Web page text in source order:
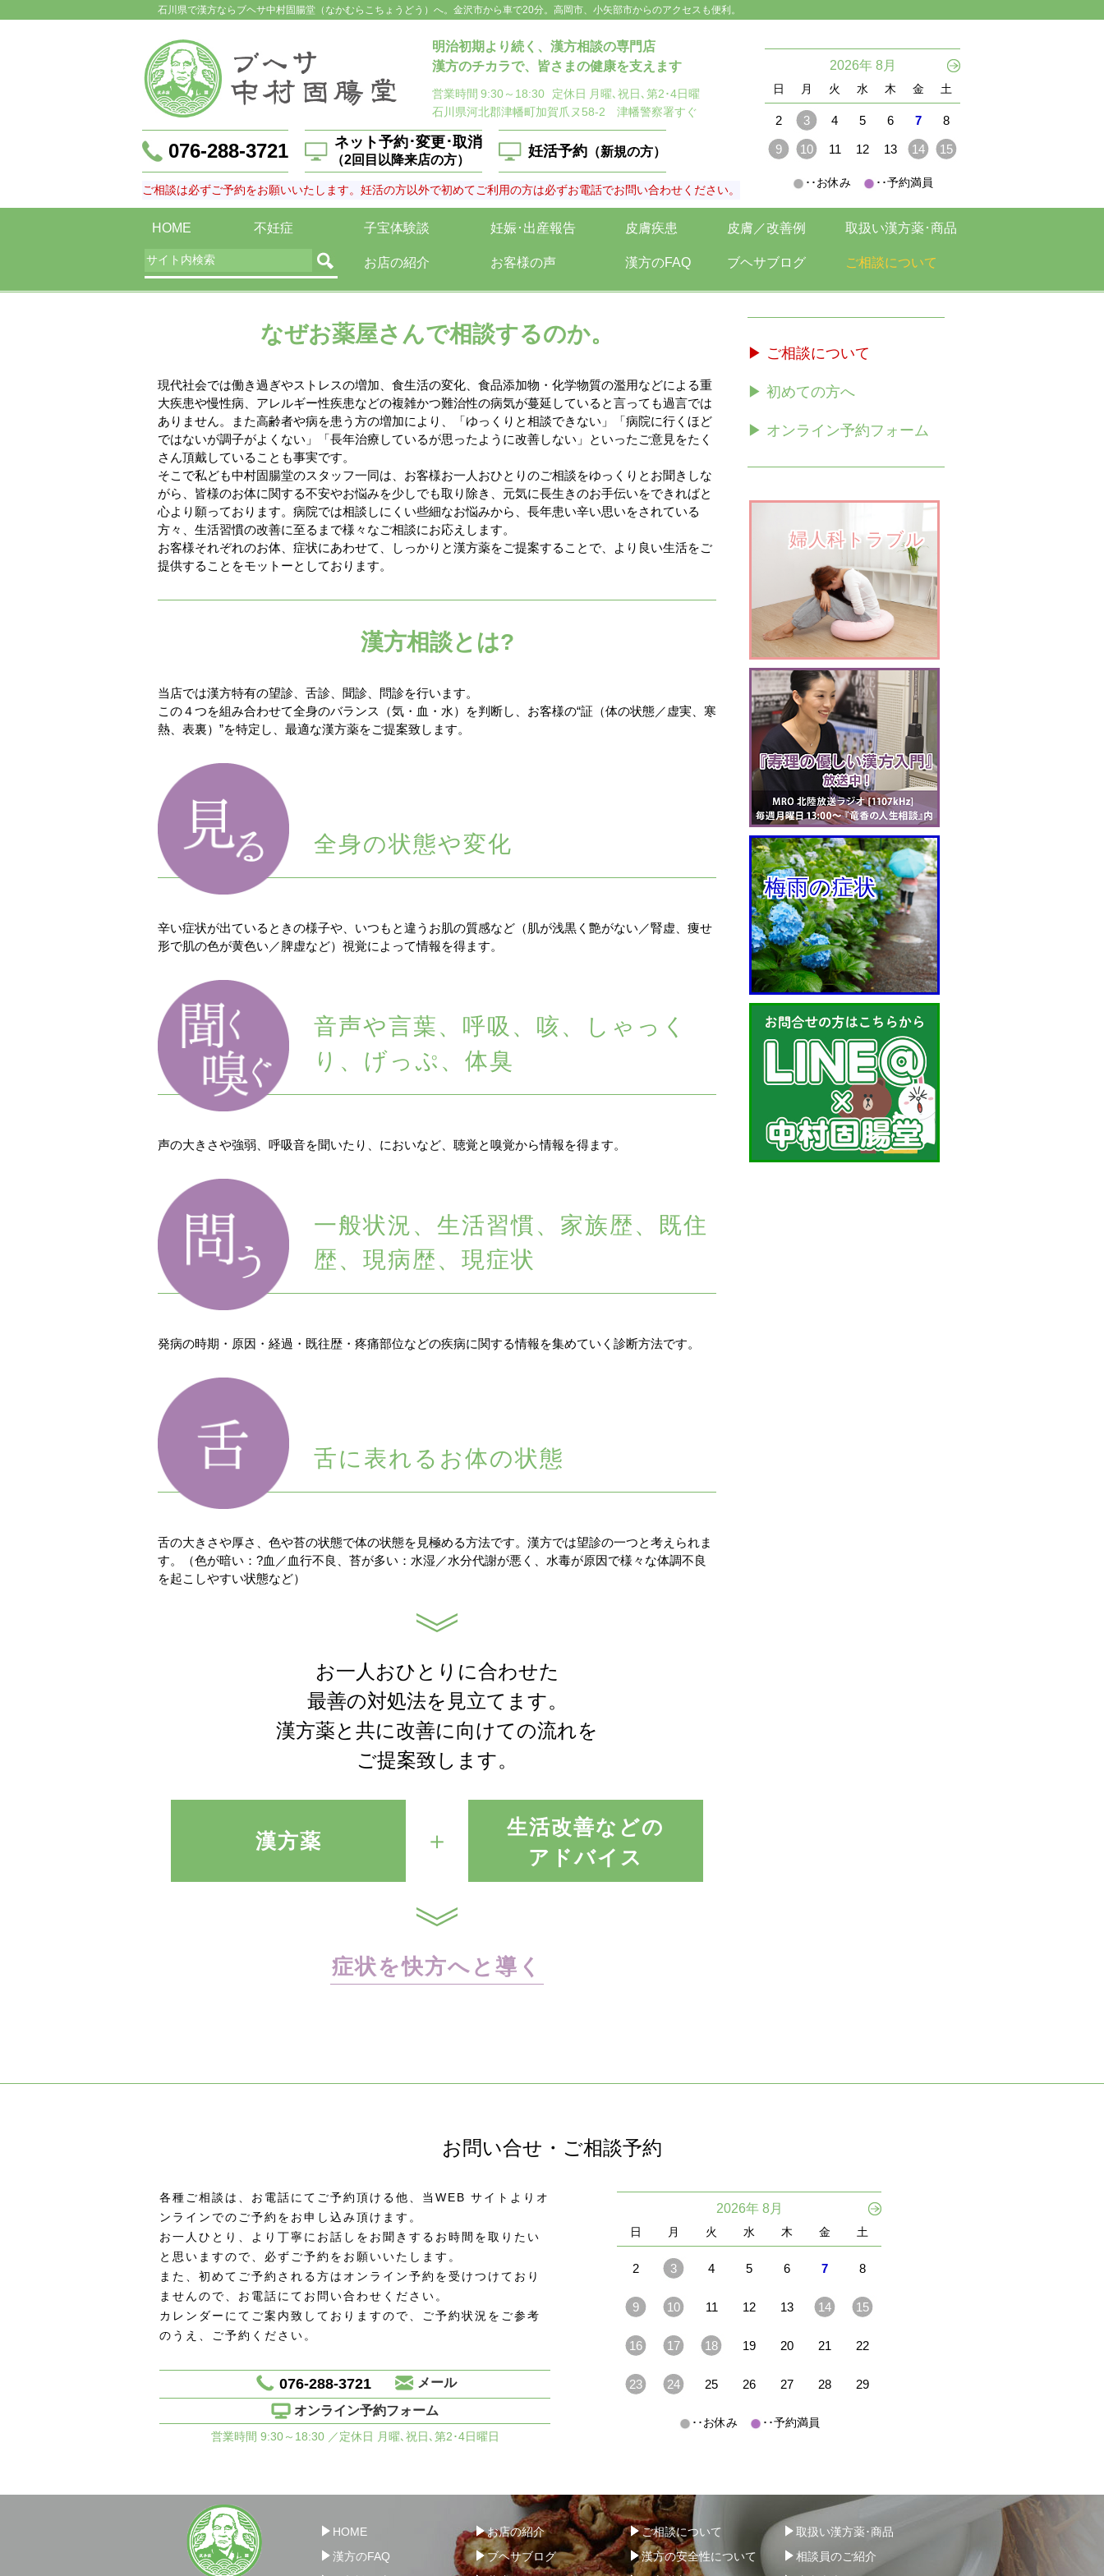
石川県で漢方ならブヘサ中村固腸堂（なかむらこちょうどう）へ。金沢市から車で20分。高岡市、小矢部市からのアクセスも便利。
明治初期より続く、漢方相談の専門店
漢方のチカラで、皆さまの健康を支えます
営業時間 9:30～18:30 定休日 月曜､祝日､第2･4日曜
石川県河北郡津幡町加賀爪ヌ58-2 津幡警察署すぐ
076-288-3721 ネット予約･変更･取消
（2回目以降来店の方）
妊活予約 （新規の方）
ご相談は必ずご予約をお願いいたします。妊活の方以外で初めてご利用の方は必ずお電話でお問い合わせください。
2026年 8月
日 月 火 水 木 金 土
2 3 4 5 6 7 8
9 10 11 12 13 14 15
･･お休み ･･予約満員
HOME 不妊症 子宝体験談 妊娠･出産報告 皮膚疾患 皮膚／改善例 取扱い漢方薬･商品
お店の紹介 お客様の声 漢方のFAQ ブヘサブログ ご相談について
なぜお薬屋さんで相談するのか。
現代社会では働き過ぎやストレスの増加、食生活の変化、食品添加物・化学物質の濫用などによる重
大疾患や慢性病、アレルギー性疾患などの複雑かつ難治性の病気が蔓延していると言っても過言では
ありません。また高齢者や病を患う方の増加により、「ゆっくりと相談できない」「病院に行くほど
ではないが調子がよくない」「長年治療しているが思ったように改善しない」といったご意見をたく
さん頂戴していることも事実です。
そこで私ども中村固腸堂のスタッフ一同は、お客様お一人おひとりのご相談をゆっくりとお聞きしな
がら、皆様のお体に関する不安やお悩みを少しでも取り除き、元気に長生きのお手伝いをできればと
心より願っております。病院では相談しにくい些細なお悩みから、長年患い辛い思いをされている
方々、生活習慣の改善に至るまで様々なご相談にお応えします。
お客様それぞれのお体、症状にあわせて、しっかりと漢方薬をご提案することで、より良い生活をご
提供することをモットーとしております。
漢方相談とは?
当店では漢方特有の望診、舌診、聞診、問診を行います。
この４つを組み合わせて全身のバランス（気・血・水）を判断し、お客様の“証（体の状態／虚実、寒
熱、表裏）”を特定し、最適な漢方薬をご提案致します。
全身の状態や変化
辛い症状が出ているときの様子や、いつもと違うお肌の質感など（肌が浅黒く艶がない／腎虚、痩せ
形で肌の色が黄色い／脾虚など）視覚によって情報を得ます。
音声や言葉、呼吸、咳、しゃっく
り、げっぷ、体臭
声の大きさや強弱、呼吸音を聞いたり、においなど、聴覚と嗅覚から情報を得ます。
一般状況、生活習慣、家族歴、既住
歴、現病歴、現症状
発病の時期・原因・経過・既往歴・疼痛部位などの疾病に関する情報を集めていく診断方法です。
舌に表れるお体の状態
舌の大きさや厚さ、色や苔の状態で体の状態を見極める方法です。漢方では望診の一つと考えられま
す。（色が暗い：?血／血行不良、苔が多い：水湿／水分代謝が悪く、水毒が原因で様々な体調不良
を起こしやすい状態など）
お一人おひとりに合わせた
最善の対処法を見立てます。
漢方薬と共に改善に向けての流れを
ご提案致します。
漢方薬 ＋
生活改善などの
アドバイス
症状を快方へと導く
▶ ご相談について
▶ 初めての方へ
▶ オンライン予約フォーム
婦人科トラブル
  梅雨の症状
お問い合せ・ご相談予約
各種ご相談は、お電話にてご予約頂ける他、当WEB サイトよりオ
ンラインでのご予約をお申し込み頂けます。
お一人ひとり、より丁寧にお話しをお聞きするお時間を取りたい
と思いますので、必ずご予約をお願いいたします。
また、初めてご予約される方はオンライン予約を受けつけており
ませんので、お電話にてお問い合わせください。
カレンダーにてご案内致しておりますので、ご予約状況をご参考
のうえ、ご予約ください。
076-288-3721
メール
オンライン予約フォーム
営業時間 9:30～18:30 ／定休日 月曜､祝日､第2･4日曜日
2026年 8月
日 月 火 水 木 金 土
2 3 4 5 6 7 8
9 10 11 12 13 14 15
16 17 18 19 20 21 22
23 24 25 26 27 28 29
･･お休み ･･予約満員
HOME お店の紹介 ご相談について
取扱い漢方薬･商品
漢方のFAQ
ブヘサブログ 漢方の安全性について
相談員のご紹介